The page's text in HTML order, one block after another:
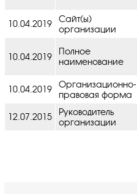
10.04.2019
Сайт(ы)
организации
10.04.2019
Полное
наименование
10.04.2019
Организационно-
правовая форма
12.07.2015
Руководитель
организации